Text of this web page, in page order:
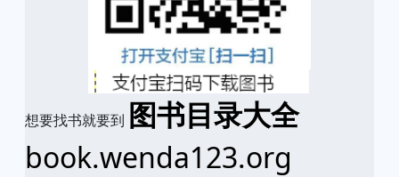
想要找书就要到 图书目录大全
book.wenda123.org